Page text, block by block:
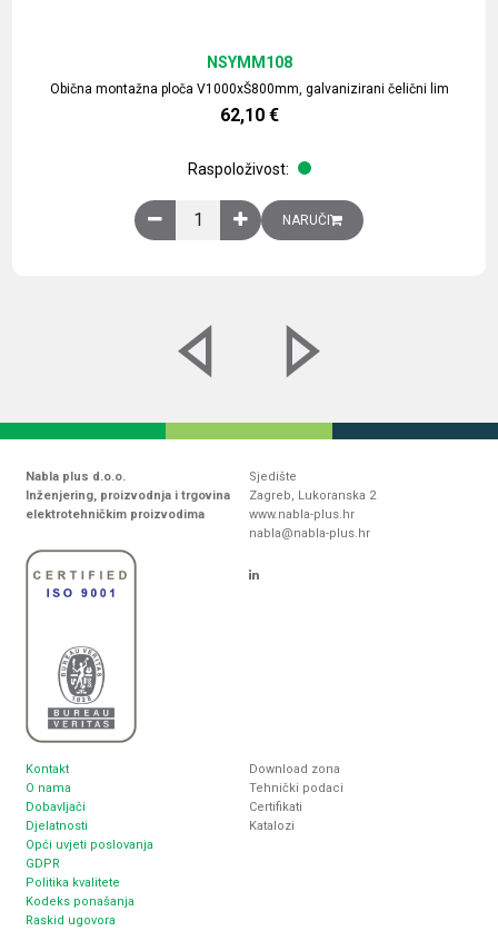
Obična montažna ploča V1000xŠ800mm, galvanizirani čelični lim
NSYMM108
62,10 €
Raspoloživost:
Obična montažna ploča V1000xŠ800mm,
NARUČI
Nabla plus d.o.o.
Inženjering, proizvodnja i trgovina
elektrotehničkim proizvodima
Sjedište
Zagreb, Lukoranska 2
www.nabla-plus.hr
nabla@nabla-plus.hr
Kontakt
O nama
Dobavljači
Djelatnosti
Opći uvjeti poslovanja
GDPR
Politika kvalitete
Kodeks ponašanja
Raskid ugovora
Download zona
Tehnički podaci
Certifikati
Katalozi